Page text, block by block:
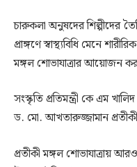
চারুকলা অনুষদের শিল্পীদের
প্রাঙ্গণে স্বাস্থ্যবিধি মেনে
মঙ্গল শোভাযাত্রার আয়োজন
সংস্কৃতি প্রতিমন্ত্রী কে এম
ড. মো. আখতারুজ্জামান প্রতীকী
প্রতীকী মঙ্গল শোভাযাত্রায়